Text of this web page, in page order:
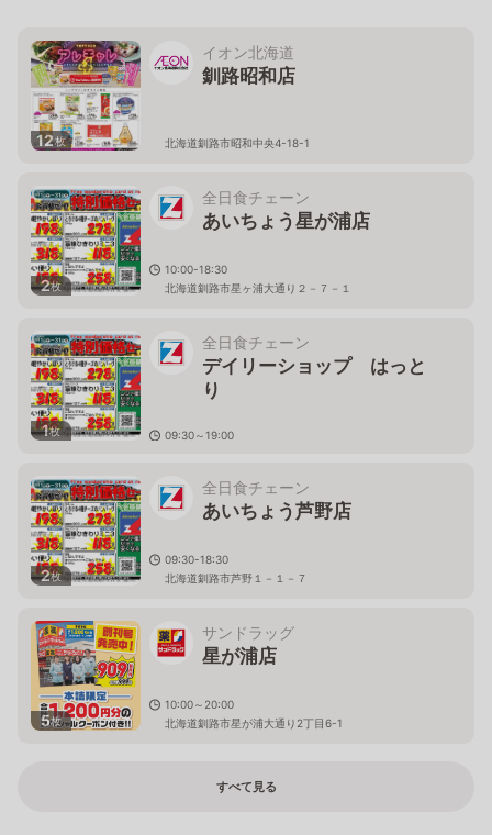
12枚
イオン北海道
釧路昭和店
北海道釧路市昭和中央4-18-1
2枚
全日食チェーン
あいちょう星が浦店
10:00-18:30
北海道釧路市星ヶ浦大通り２－７－１
1枚
全日食チェーン
デイリーショップ はっと
り
09:30～19:00
2枚
全日食チェーン
あいちょう芦野店
09:30-18:30
北海道釧路市芦野１－１－７
5枚
サンドラッグ
星が浦店
10:00～20:00
北海道釧路市星が浦大通り2丁目6-1
すべて見る